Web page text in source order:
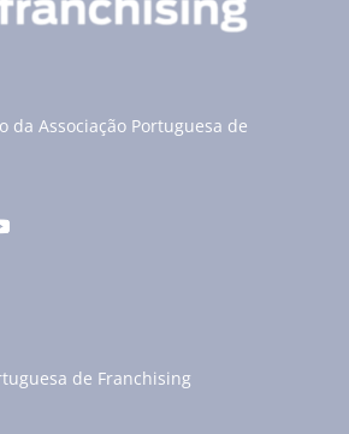
da Associação Portuguesa de
de Franchising